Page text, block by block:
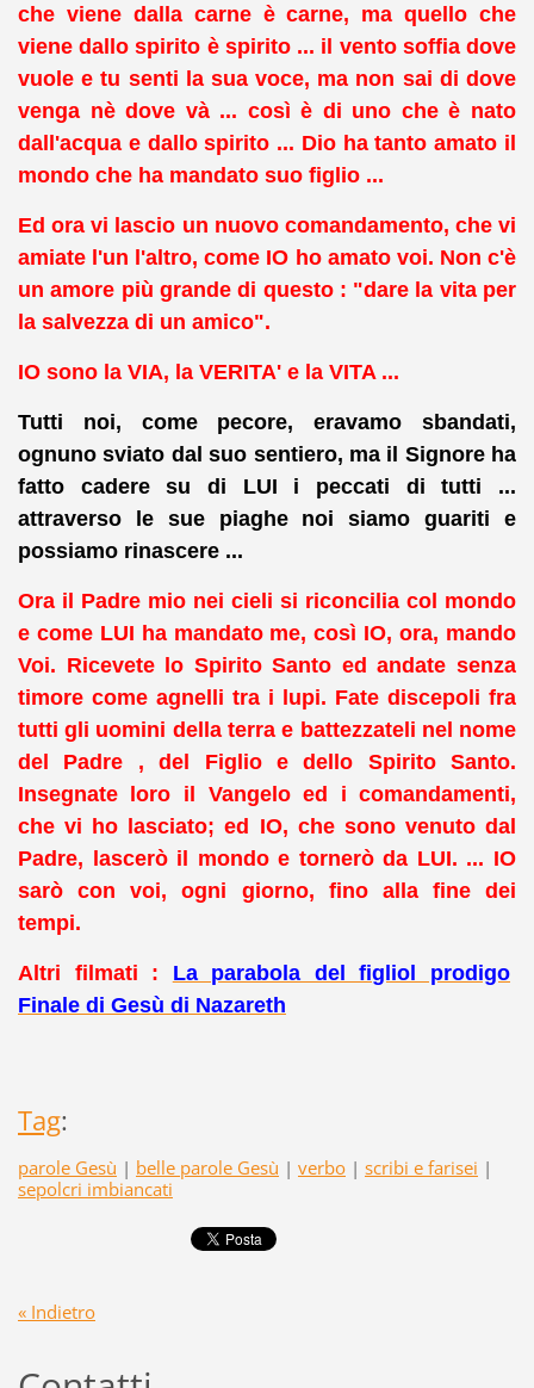
che viene dalla carne è carne, ma quello che
viene dallo spirito è spirito ... il vento soffia dove
vuole e tu senti la sua voce, ma non sai di dove
venga nè dove và ... così è di uno che è nato
dall'acqua e dallo spirito ... Dio ha tanto amato il
mondo che ha mandato suo figlio ...
Ed ora vi lascio un nuovo comandamento, che vi
amiate l'un l'altro, come IO ho amato voi. Non c'è
un amore più grande di questo : "dare la vita per
la salvezza di un amico".
IO sono la VIA, la VERITA' e la VITA ...
Tutti noi, come pecore, eravamo sbandati,
ognuno sviato dal suo sentiero, ma il Signore ha
fatto cadere su di LUI i peccati di tutti ...
attraverso le sue piaghe noi siamo guariti e
possiamo rinascere ...
Ora il Padre mio nei cieli si riconcilia col mondo
e come LUI ha mandato me, così IO, ora, mando
Voi. Ricevete lo Spirito Santo ed andate senza
timore come agnelli tra i lupi. Fate discepoli fra
tutti gli uomini della terra e battezzateli nel nome
del Padre , del Figlio e dello Spirito Santo.
Insegnate loro il Vangelo ed i comandamenti,
che vi ho lasciato; ed IO, che sono venuto dal
Padre, lascerò il mondo e tornerò da LUI. ... IO
sarò con voi, ogni giorno, fino alla fine dei
tempi.
Altri filmati : La parabola del figliol prodigo
Finale di Gesù di Nazareth
Tag:
parole Gesù | belle parole Gesù | verbo | scribi e farisei |
sepolcri imbiancati
« Indietro